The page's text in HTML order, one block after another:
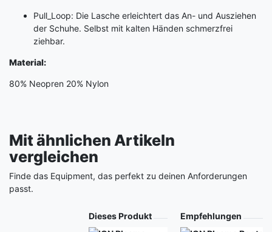
Pull_Loop: Die Lasche erleichtert das An- und Ausziehen
der Schuhe. Selbst mit kalten Händen schmerzfrei
ziehbar.
Material:
80% Neopren 20% Nylon
Mit ähnlichen Artikeln
vergleichen
Finde das Equipment, das perfekt zu deinen Anforderungen
passt.
Dieses Produkt Empfehlungen